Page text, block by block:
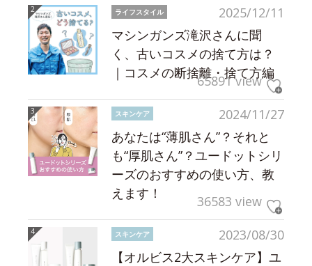
2025/12/11
ライフスタイル
マシンガンズ滝沢さんに聞
く、古いコスメの捨て方は？
｜コスメの断捨離・捨て方編
65891 view
2024/11/27
スキンケア
あなたは“薄肌さん”？それと
も“厚肌さん”？ユードットシリ
ーズのおすすめの使い方、教
えます！
36583 view
2023/08/30
スキンケア
【オルビス2大スキンケア】ユ